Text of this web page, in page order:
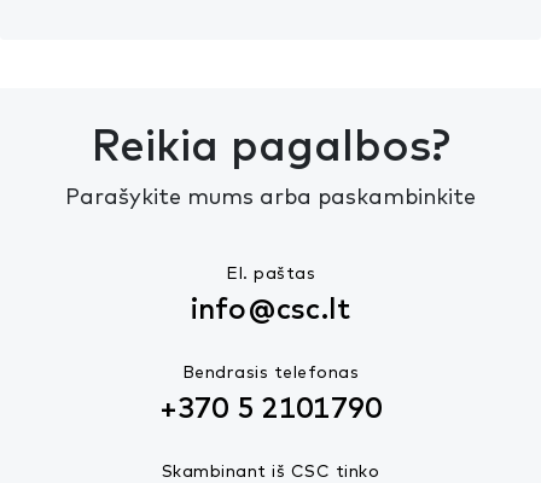
Reikia pagalbos?
Parašykite mums arba paskambinkite
El. paštas
info@csc.lt
Bendrasis telefonas
+370 5 2101790
Skambinant iš CSC tinko